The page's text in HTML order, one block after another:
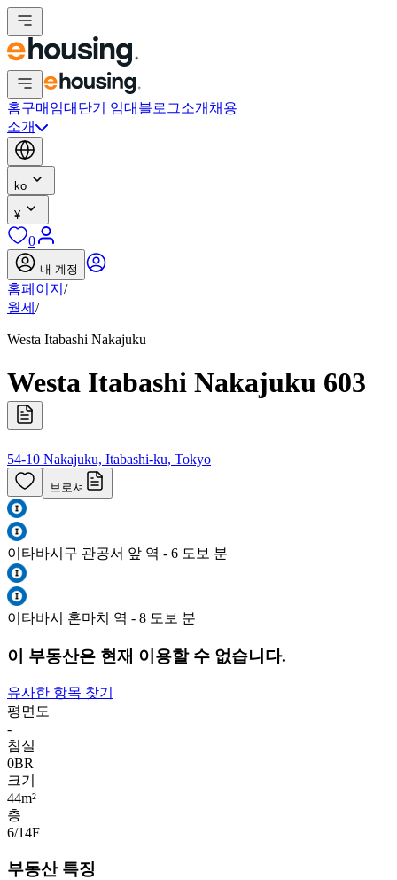
홈구매 임대 단기 임대 블로그소개 채용
소개
ko
¥
0
내 계정
홈페이지 /
월세 /
Westa Itabashi Nakajuku
Westa Itabashi Nakajuku 603
54-10 Nakajuku, Itabashi-ku, Tokyo
브로셔
이타바시구 관공서 앞 역 - 6 도보 분
이타바시 혼마치 역 - 8 도보 분
이 부동산은 현재 이용할 수 없습니다.
유사한 항목 찾기
평면도
-
침실
0BR
크기
44m²
층
6/14F
부동산 특징